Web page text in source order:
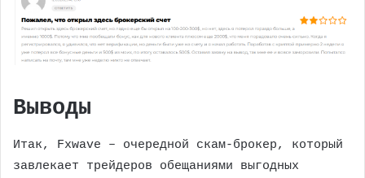
Выводы
Итак, Fxwave – очередной скам-брокер, который
завлекает трейдеров обещаниями выгодных